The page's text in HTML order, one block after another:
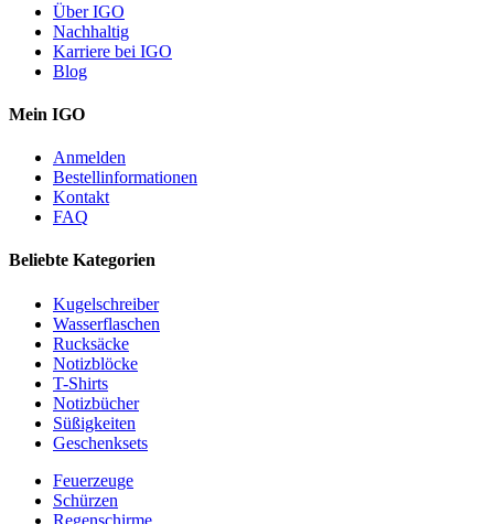
Über IGO
Nachhaltig
Karriere bei IGO
Blog
Mein IGO
Anmelden
Bestellinformationen
Kontakt
FAQ
Beliebte Kategorien
Kugelschreiber
Wasserflaschen
Rucksäcke
Notizblöcke
T-Shirts
Notizbücher
Süßigkeiten
Geschenksets
Feuerzeuge
Schürzen
Regenschirme